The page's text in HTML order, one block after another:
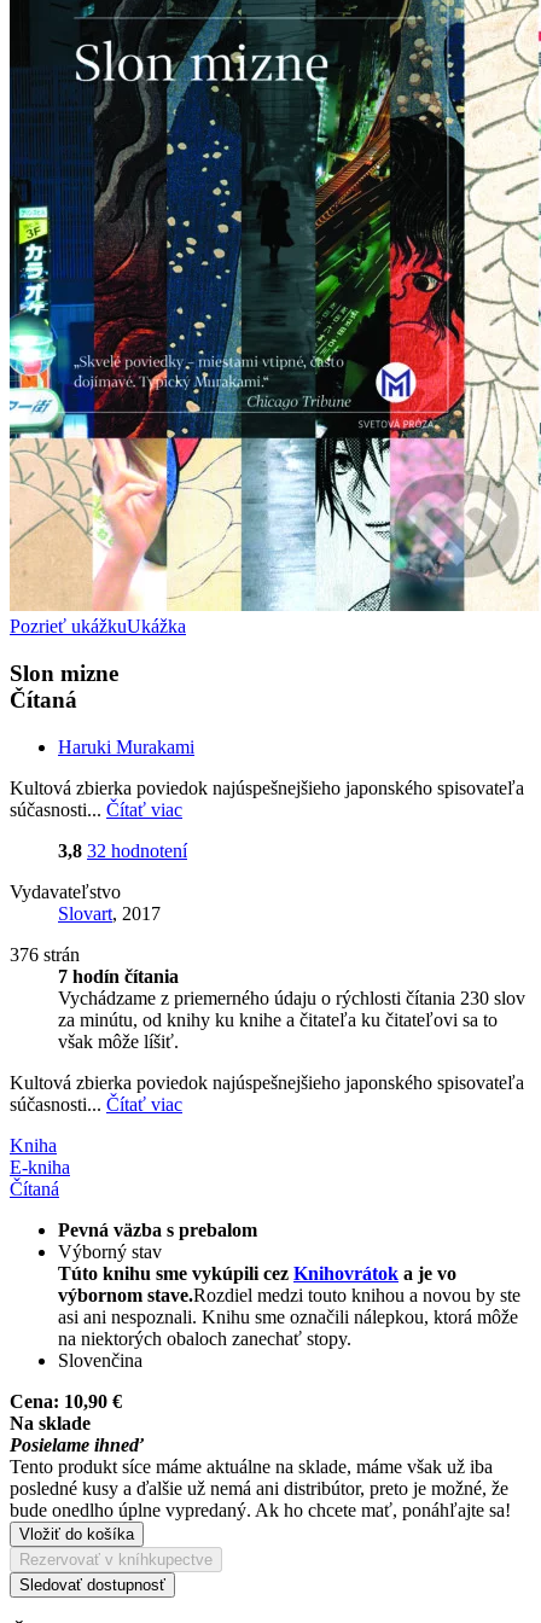
Pozrieť ukážkuUkážka
Slon mizne
Čítaná
Haruki Murakami
Kultová zbierka poviedok najúspešnejšieho japonského spisovateľa
súčasnosti... Čítať viac
3,8 32 hodnotení
Vydavateľstvo
Slovart, 2017
376 strán
7 hodín čítania
Vychádzame z priemerného údaju o rýchlosti čítania 230 slov
za minútu, od knihy ku knihe a čitateľa ku čitateľovi sa to
však môže líšiť.
Kultová zbierka poviedok najúspešnejšieho japonského spisovateľa
súčasnosti... Čítať viac
Kniha
E-kniha
Čítaná
Pevná väzba s prebalom
Výborný stav
Túto knihu sme vykúpili cez Knihovrátok a je vo
výbornom stave.Rozdiel medzi touto knihou a novou by ste
asi ani nespoznali. Knihu sme označili nálepkou, ktorá môže
na niektorých obaloch zanechať stopy.
Slovenčina
Cena: 10,90 €
Na sklade
Posielame ihneď
Tento produkt síce máme aktuálne na sklade, máme však už iba
posledné kusy a ďalšie už nemá ani distribútor, preto je možné, že
bude onedlho úplne vypredaný. Ak ho chcete mať, ponáhľajte sa!
Vložiť do košíka
Rezervovať v kníhkupectve
Sledovať dostupnosť